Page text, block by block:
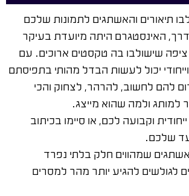
תיאורים והאשתגים לתמונות שלכם
האינסטגרם היתה מיועדת בעיקר
ציפה שישולבו בה טקסטים ארוכים. עם
יכול לעשות הבדל מהותי בתפיסתם
להם לחשוב, להרהר, לצחוק והכי
למותג ולמה שהוא מייצג.
וקבועה לכם, או סיימו בכיתוב
שלכם.
שמהווים חלק בלתי נפרד
לגולשים להגיע יותר מהר למסרים